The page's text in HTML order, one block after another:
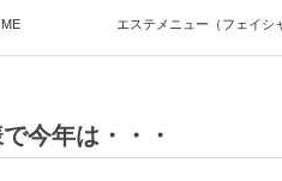
エステメニュー（フェイシ
今年は・・・